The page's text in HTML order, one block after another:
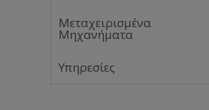
Μεταχειρισμένα
Μηχανήματα
Υπηρεσίες